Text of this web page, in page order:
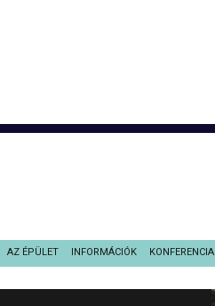
AZ ÉPÜLET INFORMÁCIÓK KONFERENCIA